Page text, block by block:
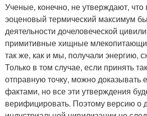
Ученые, конечно, не утверждают, что
эоценовый термический максимум
деятельности дочеловеческой
примитивные хищные
так же, как и мы, получали энергию,
Только в том случае, если принять
отправную точку, можно доказывать
фактами, но все эти утверждения
верифицировать. Поэтому версию о